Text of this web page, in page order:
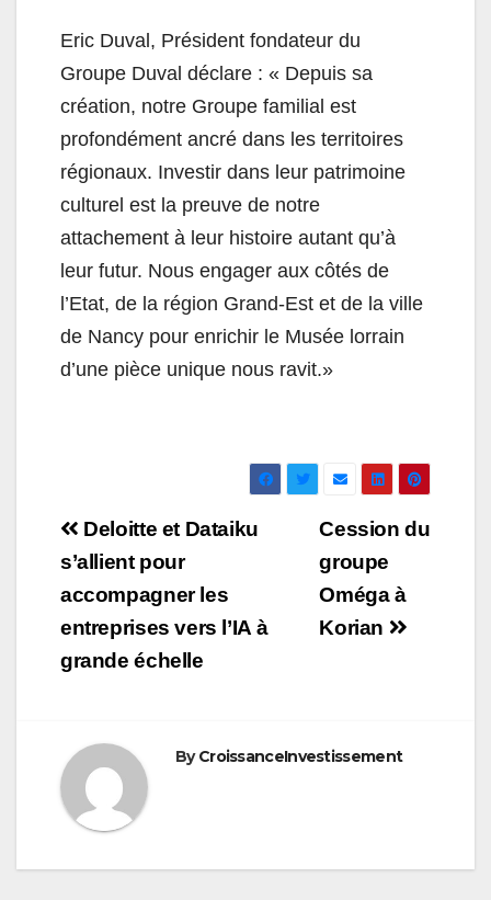
Eric Duval , Président fondateur du
Groupe Duval déclare : « Depuis sa
création, notre Groupe familial est
profondément ancré dans les territoires
régionaux. Investir dans leur patrimoine
culturel est la preuve de notre
attachement à leur histoire autant qu’à
leur futur. Nous engager aux côtés de
l’Etat, de la région Grand-Est et de la ville
de Nancy pour enrichir le Musée lorrain
d’une pièce unique nous ravit.»
Navigation
de
l’article
Cession du
groupe
Oméga à
Korian
Deloitte et Dataiku
s’allient pour
accompagner les
entreprises vers l’IA à
grande échelle
ByCroissanceInvestissement